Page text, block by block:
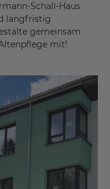
Schall-Haus
langfristig
gemeinsam
mit!